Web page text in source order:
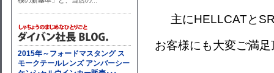
主にHELLCATと
お客様にも大変ご満